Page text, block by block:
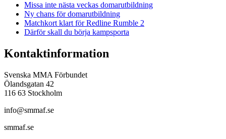
Missa inte nästa veckas domarutbildning
Ny chans för domarutbildning
Matchkort klart för Redline Rumble 2
Därför skall du börja kampsporta
Kontaktinformation
Svenska MMA Förbundet
Ölandsgatan 42
116 63 Stockholm
info@smmaf.se
smmaf.se